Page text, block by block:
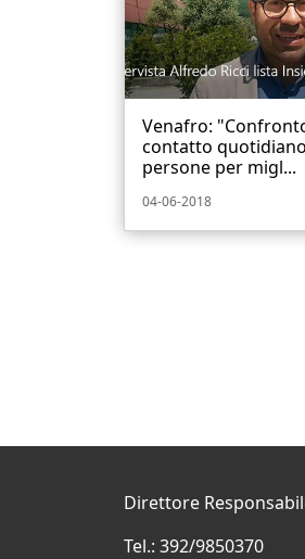
Venafro:
contatto
persone per migl...
04-06-2018
Direttore
Tel.: 392/9850370